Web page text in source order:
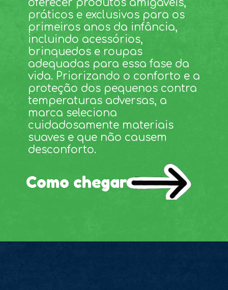
oferecer produtos amigáveis,
práticos e exclusivos para os
primeiros anos da infância,
incluindo acessórios,
brinquedos e roupas
adequadas para essa fase da
vida. Priorizando o conforto e a
proteção dos pequenos contra
temperaturas adversas, a
marca seleciona
cuidadosamente materiais
suaves e que não causem
desconforto.
Como chegar